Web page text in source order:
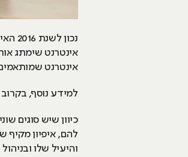
אינטרנט שימתג
אינטרנט
למידע נוסף,
כיוון שיש סוגים
להם, איפיון מקיף
והיעיל שלו